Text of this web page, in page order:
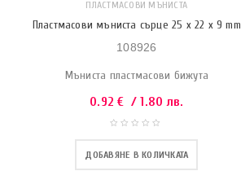
ПЛАСТМАСОВИ МЪНИСТА
Пластмасови мъниста сърце 25 x 22 x 9 mm
108926
Мъниста пластмасови бижута
0.92€ / 1.80 лв.
ДОБАВЯНЕ В КОЛИЧКАТА